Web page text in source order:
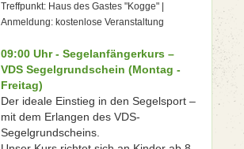
Treffpunkt: Haus des Gastes "Kogge" |
Anmeldung: kostenlose Veranstaltung
09:00 Uhr - Segelanfängerkurs –
VDS Segelgrundschein (Montag -
Freitag)
Der ideale Einstieg in den Segelsport –
mit dem Erlangen des VDS-
Segelgrundscheins.